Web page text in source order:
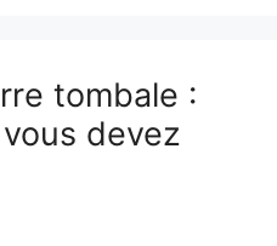
tombale :
devez